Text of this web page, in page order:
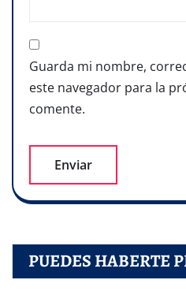
Guarda mi nombre,
este navegador para la
comente.
PUEDES HABERTE